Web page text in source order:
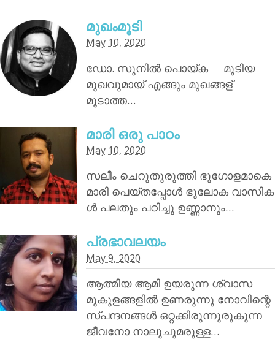
മുഖംമൂടി
May 10, 2020
ഡോ. സുനിൽ പൊയ്‌ക മൂടിയ
മുഖവുമായ് എങ്ങും മുഖങ്ങള്
മൂടാത്ത…
മാരി ഒരു പാഠം
May 10, 2020
സലീം ചെറുതുരുത്തി ഭൂഗോളമാകെ
മാരി പെയ്തപ്പോൾ ഭൂലോക വാസിക
ൾ പലതും പഠിച്ചു ഉണ്ണാനും…
പ്രഭാവലയം
May 9, 2020
ആത്മീയ ആമി ഉയരുന്ന ശ്വാസ
മുകുളങ്ങളിൽ ഉണരുന്നു നോവിന്റെ
സ്പന്ദനങ്ങൾ ഒറ്റക്കിരുന്നുരുകുന്ന
ജീവനോ നാലുചുമരുള്ള…